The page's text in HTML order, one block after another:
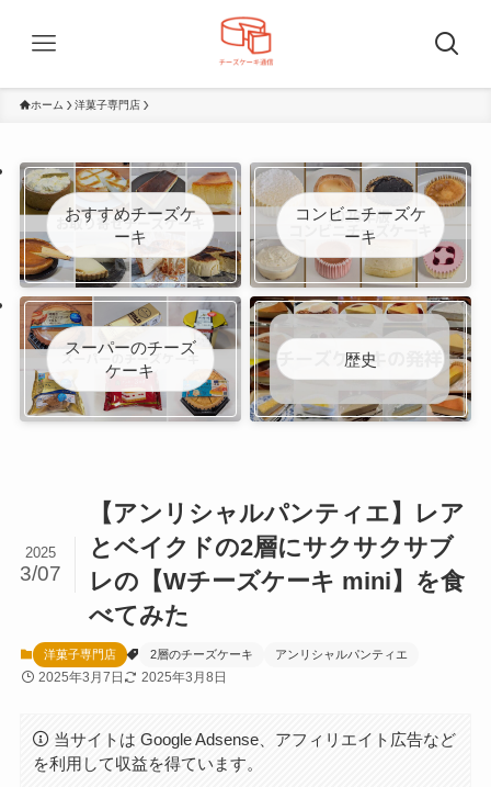
ホーム 洋菓子専門店
おすすめチーズケ
ーキ
コンビニチーズケ
ーキ
スーパーのチーズ
ケーキ
歴史
【アンリシャルパンティエ】レア
とベイクドの2層にサクサクサブ
レの【Wチーズケーキ mini】を食
べてみた
2025
3/07
洋菓子専門店 2層のチーズケーキ アンリシャルパンティエ
2025年3月7日 2025年3月8日
当サイトは Google Adsense、アフィリエイト広告など
を利用して収益を得ています。